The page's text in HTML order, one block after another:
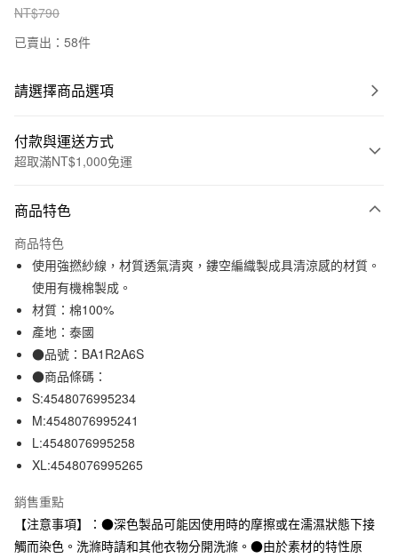
NT$790
已賣出：58件
請選擇商品選項
付款與運送方式
超取滿NT$1,000免運
信用卡一次付款
信用卡分期付款
3 期 0 利率 每期
合作金庫商業銀行
華南商業銀行
上海商業儲蓄銀行
臺灣中小企業銀行
匯豐（台灣）商業銀行
聯邦商業銀行
元大商業銀行
玉山商業銀行
台灣樂天信用卡公司
超商取貨付款
LINE Pay
Apple Pay
街口支付
悠遊付
全家取貨付款
每筆NT$65，滿NT$1,000(含以上)免運費
商品特色
商品特色
使用強撚紗線，材質透氣清爽，鏤空編織製成具清涼感的材質。
使用有機棉製成。
材質：棉100%
產地：泰國
●品號：BA1R2A6S
●商品條碼：
S:4548076995234
M:4548076995241
L:4548076995258
XL:4548076995265
銷售重點
【注意事項】：●深色製品可能因使用時的摩擦或在濡濕狀態下接
觸而染色。洗滌時請和其他衣物分開洗滌。●由於素材的特性原